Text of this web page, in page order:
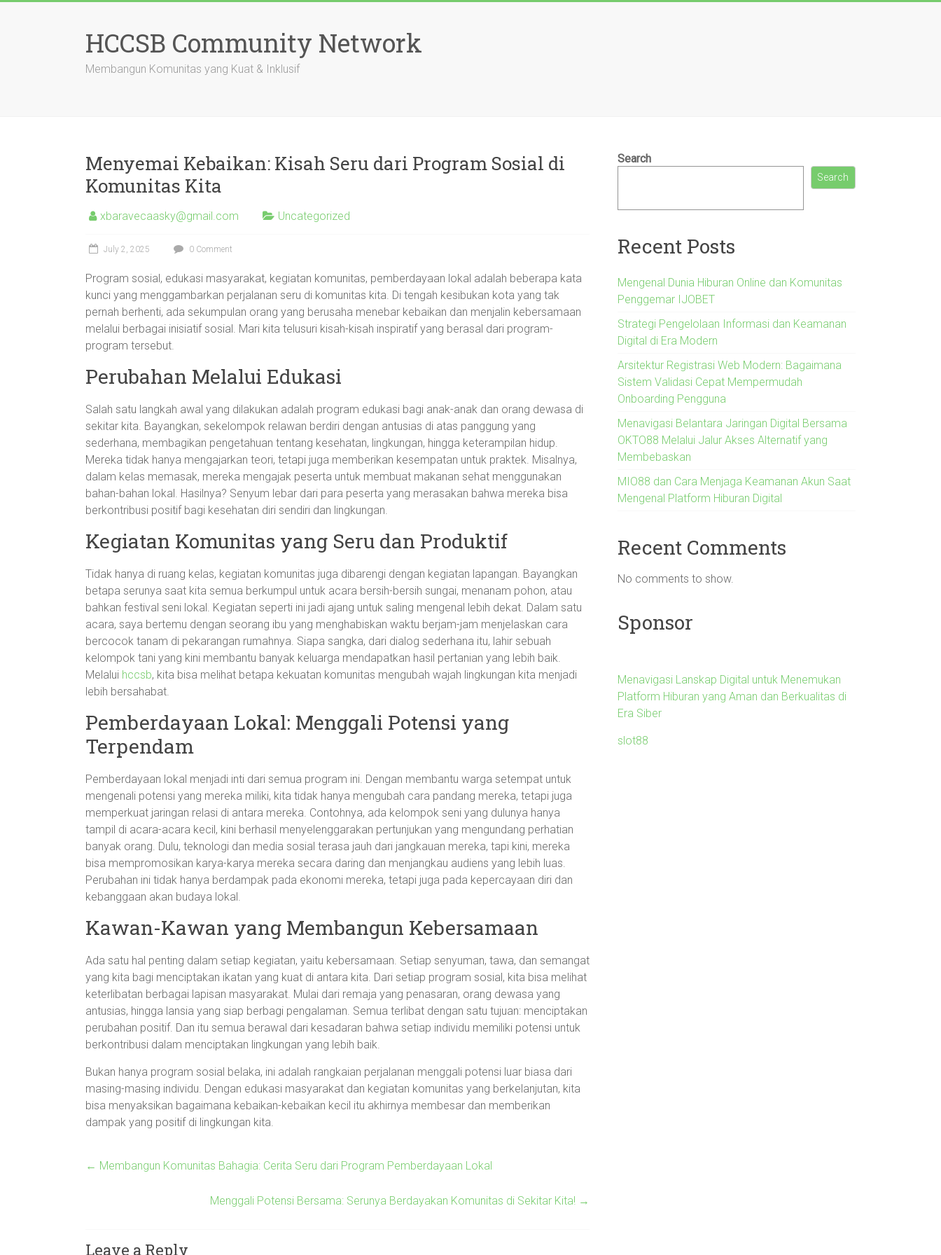
HCCSB Community Network
Membangun Komunitas yang Kuat & Inklusif
Menyemai Kebaikan: Kisah Seru dari Program Sosial di
Komunitas Kita
xbaravecaasky@gmail.com Uncategorized
July 2, 2025 0 Comment
Program sosial, edukasi masyarakat, kegiatan komunitas, pemberdayaan lokal adalah beberapa kata
kunci yang menggambarkan perjalanan seru di komunitas kita. Di tengah kesibukan kota yang tak
pernah berhenti, ada sekumpulan orang yang berusaha menebar kebaikan dan menjalin kebersamaan
melalui berbagai inisiatif sosial. Mari kita telusuri kisah-kisah inspiratif yang berasal dari program-
program tersebut.
Perubahan Melalui Edukasi
Salah satu langkah awal yang dilakukan adalah program edukasi bagi anak-anak dan orang dewasa di
sekitar kita. Bayangkan, sekelompok relawan berdiri dengan antusias di atas panggung yang
sederhana, membagikan pengetahuan tentang kesehatan, lingkungan, hingga keterampilan hidup.
Mereka tidak hanya mengajarkan teori, tetapi juga memberikan kesempatan untuk praktek. Misalnya,
dalam kelas memasak, mereka mengajak peserta untuk membuat makanan sehat menggunakan
bahan-bahan lokal. Hasilnya? Senyum lebar dari para peserta yang merasakan bahwa mereka bisa
berkontribusi positif bagi kesehatan diri sendiri dan lingkungan.
Kegiatan Komunitas yang Seru dan Produktif
Tidak hanya di ruang kelas, kegiatan komunitas juga dibarengi dengan kegiatan lapangan. Bayangkan
betapa serunya saat kita semua berkumpul untuk acara bersih-bersih sungai, menanam pohon, atau
bahkan festival seni lokal. Kegiatan seperti ini jadi ajang untuk saling mengenal lebih dekat. Dalam satu
acara, saya bertemu dengan seorang ibu yang menghabiskan waktu berjam-jam menjelaskan cara
bercocok tanam di pekarangan rumahnya. Siapa sangka, dari dialog sederhana itu, lahir sebuah
kelompok tani yang kini membantu banyak keluarga mendapatkan hasil pertanian yang lebih baik.
Melalui hccsb, kita bisa melihat betapa kekuatan komunitas mengubah wajah lingkungan kita menjadi
lebih bersahabat.
Pemberdayaan Lokal: Menggali Potensi yang
Terpendam
Pemberdayaan lokal menjadi inti dari semua program ini. Dengan membantu warga setempat untuk
mengenali potensi yang mereka miliki, kita tidak hanya mengubah cara pandang mereka, tetapi juga
memperkuat jaringan relasi di antara mereka. Contohnya, ada kelompok seni yang dulunya hanya
tampil di acara-acara kecil, kini berhasil menyelenggarakan pertunjukan yang mengundang perhatian
banyak orang. Dulu, teknologi dan media sosial terasa jauh dari jangkauan mereka, tapi kini, mereka
bisa mempromosikan karya-karya mereka secara daring dan menjangkau audiens yang lebih luas.
Perubahan ini tidak hanya berdampak pada ekonomi mereka, tetapi juga pada kepercayaan diri dan
kebanggaan akan budaya lokal.
Kawan-Kawan yang Membangun Kebersamaan
Ada satu hal penting dalam setiap kegiatan, yaitu kebersamaan. Setiap senyuman, tawa, dan semangat
yang kita bagi menciptakan ikatan yang kuat di antara kita. Dari setiap program sosial, kita bisa melihat
keterlibatan berbagai lapisan masyarakat. Mulai dari remaja yang penasaran, orang dewasa yang
antusias, hingga lansia yang siap berbagi pengalaman. Semua terlibat dengan satu tujuan: menciptakan
perubahan positif. Dan itu semua berawal dari kesadaran bahwa setiap individu memiliki potensi untuk
berkontribusi dalam menciptakan lingkungan yang lebih baik.
Bukan hanya program sosial belaka, ini adalah rangkaian perjalanan menggali potensi luar biasa dari
masing-masing individu. Dengan edukasi masyarakat dan kegiatan komunitas yang berkelanjutan, kita
bisa menyaksikan bagaimana kebaikan-kebaikan kecil itu akhirnya membesar dan memberikan
dampak yang positif di lingkungan kita.
← Membangun Komunitas Bahagia: Cerita Seru dari Program Pemberdayaan Lokal
Menggali Potensi Bersama: Serunya Berdayakan Komunitas di Sekitar Kita! →
Leave a Reply
Search
Search
Recent Posts
Mengenal Dunia Hiburan Online dan Komunitas
Penggemar IJOBET
Strategi Pengelolaan Informasi dan Keamanan
Digital di Era Modern
Arsitektur Registrasi Web Modern: Bagaimana
Sistem Validasi Cepat Mempermudah
Onboarding Pengguna
Menavigasi Belantara Jaringan Digital Bersama
OKTO88 Melalui Jalur Akses Alternatif yang
Membebaskan
MIO88 dan Cara Menjaga Keamanan Akun Saat
Mengenal Platform Hiburan Digital
Recent Comments
No comments to show.
Sponsor
Menavigasi Lanskap Digital untuk Menemukan
Platform Hiburan yang Aman dan Berkualitas di
Era Siber
slot88